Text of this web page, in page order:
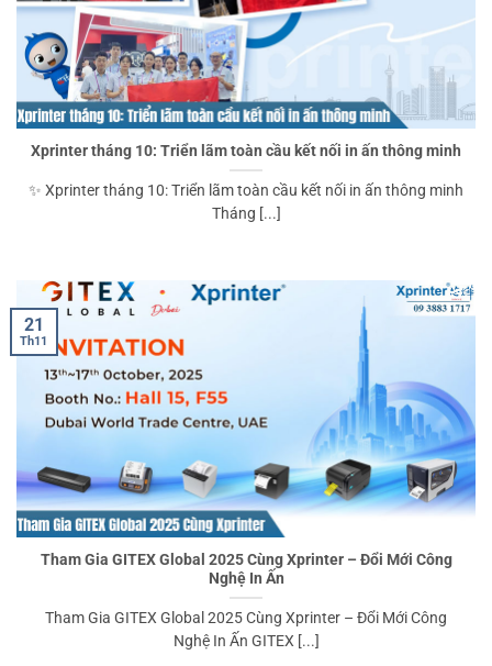
Xprinter tháng 10: Triển lãm toàn cầu kết nối in ấn thông minh
✨ Xprinter tháng 10: Triển lãm toàn cầu kết nối in ấn thông minh
Tháng [...]
Tham Gia GITEX Global 2025 Cùng Xprinter – Đổi Mới Công
Nghệ In Ấn
Tham Gia GITEX Global 2025 Cùng Xprinter – Đổi Mới Công
Nghệ In Ấn GITEX [...]
21
Th11